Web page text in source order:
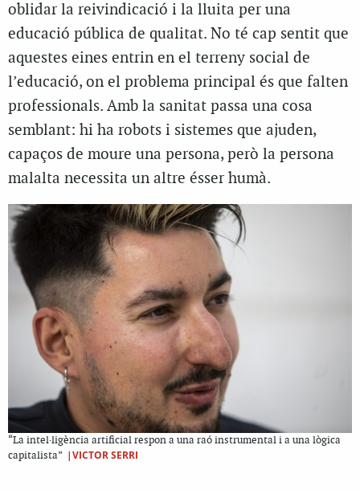
oblidar la reivindicació i la lluita per una
educació pública de qualitat. No té cap sentit que
aquestes eines entrin en el terreny social de
l’educació, on el problema principal és que falten
professionals. Amb la sanitat passa una cosa
semblant: hi ha robots i sistemes que ajuden,
capaços de moure una persona, però la persona
malalta necessita un altre ésser humà.
“La intel·ligència artificial respon a una raó instrumental i a una lògica
capitalista” |VICTOR SERRI